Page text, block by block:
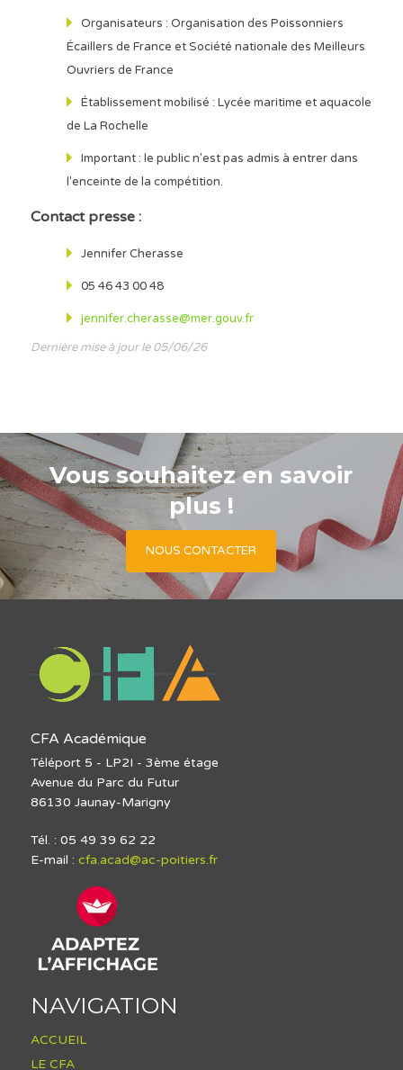
Organisateurs : Organisation des Poissonniers
Écaillers de France et Société nationale des Meilleurs
Ouvriers de France
Établissement mobilisé : Lycée maritime et aquacole
de La Rochelle
Important : le public n'est pas admis à entrer dans
l'enceinte de la compétition.
Contact presse :
Jennifer Cherasse
05 46 43 00 48
jennifer.cherasse@mer.gouv.fr
Dernière mise à jour le 05/06/26
Vous souhaitez en savoir
plus !
NOUS CONTACTER
CFA Académique
Téléport 5 - LP2I - 3ème étage
Avenue du Parc du Futur
86130 Jaunay-Marigny
Tél. : 05 49 39 62 22
E-mail : cfa.acad@ac-poitiers.fr
NAVIGATION
ACCUEIL
LE CFA